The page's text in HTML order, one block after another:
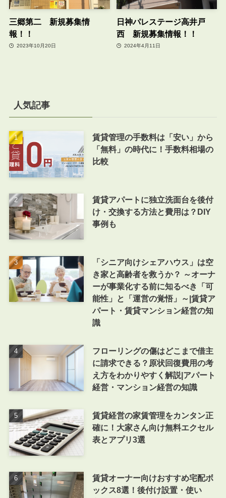
三郷第二 新規募集情
報！！
2023年10月20日
日神パレステージ高井戸
西 新規募集情報！！
2024年4月11日
人気記事
賃貸管理の手数料は「安い」から
「無料」の時代に！手数料相場の
比較
賃貸アパートに独立洗面台を後付
け・交換する方法と費用は？DIY
事例も
「シニア向けシェアハウス」は空
き家と高齢者を救うか？ ～オーナ
ーが事業化する前に知るべき「可
能性」と「運営の覚悟」～|賃貸ア
パート・賃貸マンション経営の知
識
フローリングの傷はどこまで借主
に請求できる？原状回復費用の考
え方をわかりやすく解説|アパート
経営・マンション経営の知識
賃貸経営の家賃管理をカンタン正
確に！大家さん向け無料エクセル
表とアプリ3選
賃貸オーナー向けおすすめ宅配ボ
ックス8選！後付け設置・使い